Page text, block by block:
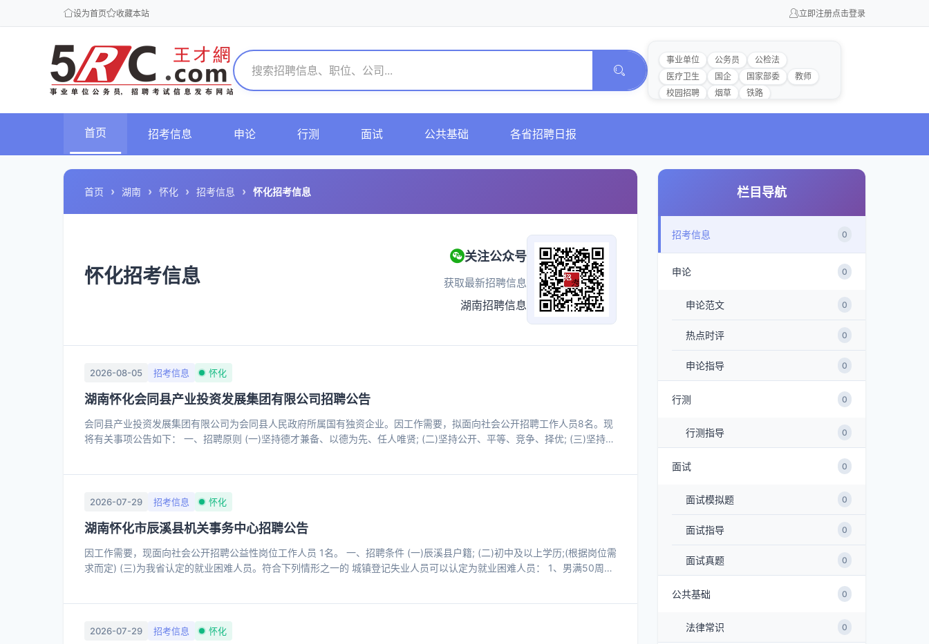
设为首页 收藏本站 立即注册点击登录
事业单位 公务员
公检法
医疗卫生
国企 国家部委
教师
校园招聘
烟草 铁路
首页 招考信息 申论 行测 面试 公共基础 各省招聘日报
首页 湖南 怀化 招考信息 怀化招考信息
怀化招考信息
关注公众号
获取最新招聘信息
湖南招聘信息
2026-08-05 招考信息 怀化
湖南怀化会同县产业投资发展集团有限公司招聘公告
会同县产业投资发展集团有限公司为会同县人民政府所属国有独资企业。因工作需要，拟面向社会公开招聘工作人员8名。现
将有关事项公告如下： 一、招聘原则 (一)坚持德才兼备、以德为先、任人唯贤; (二)坚持公开、平等、竞争、择优; (三)坚持工
2026-07-29 招考信息 怀化
湖南怀化市辰溪县机关事务中心招聘公告
因工作需要，现面向社会公开招聘公益性岗位工作人员 1名。 一、招聘条件 (一)辰溪县户籍; (二)初中及以上学历;(根据岗位需
求而定) (三)为我省认定的就业困难人员。符合下列情形之一的 城镇登记失业人员可以认定为就业困难人员： 1、男满50周
2026-07-29 招考信息 怀化
栏目导航
招考信息 0
申论 0
申论范文 0
热点时评 0
申论指导 0
行测 0
行测指导 0
面试 0
面试模拟题 0
面试指导 0
面试真题 0
公共基础 0
法律常识 0